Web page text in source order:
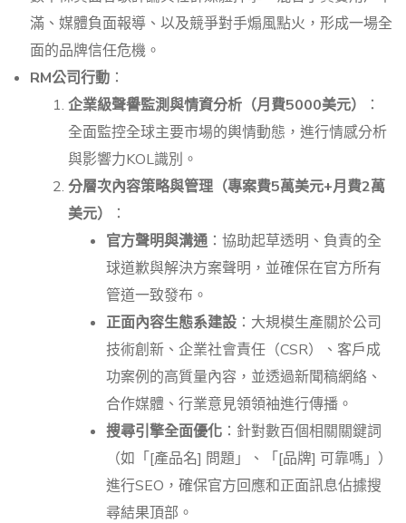
滿、媒體負面報導、以及競爭對手煽風點火，形成一場全
面的品牌信任危機。
RM公司行動 ：
企業級聲譽監測與情資分析（月費5000美元）
：
全面監控全球主要市場的輿情動態，進行情感分析
與影響力KOL識別。
分層次內容策略與管理（專案費5萬美元+月費2萬
美元）
：
官方聲明與溝通：協助起草透明、負責的全
球道歉與解決方案聲明，並確保在官方所有
管道一致發布。
正面內容生態系建設 ：大規模生產關於公司
技術創新、企業社會責任（CSR）、客戶成
功案例的高質量內容，並透過新聞稿網絡、
合作媒體、行業意見領領袖進行傳播。
搜尋引擎全面優化 ：針對數百個相關關鍵詞
（如「[產品名] 問題」、「[品牌] 可靠嗎」）
進行SEO，確保官方回應和正面訊息佔據搜
尋結果頂部。